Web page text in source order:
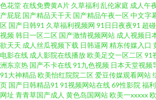
资源总站 亚洲干逼视频 91亚州 久久草视频 91内射视
色日韩在线 91麻豆久久 抖阴在线第一区 影音先锋av
精品九九精品 亚洲成人色网 超碰人妻色图 欧美成人
一一二国产 最新亚洲分区电影更新 欧美变态bdsm 91
色花堂在线免费黄A片 久草福利 乱伦家庭 成人午
产屁屁 国产精品天干天 国产精品午夜一区中文字
区 国产日韩91 久草福利视频网 91日日夜夜91 超
视频韩日一区二区 国产激情视频网站 成人视频日
欲天天 成人丝瓜视频下载 日韩逼网 精东传媒入口
电影在线 成人影院在线播放欧美足交一区二区91
洲东京热 国产不卡在线91九色视频 日本天堂视频
91大神精品 欧美怡红院院二区 爱豆传媒观看网站
页 国产日韩精品91 91视频网站在线69性影院 福
网址 青青草国产成人 黄色岛国网站欧美一xxxxx